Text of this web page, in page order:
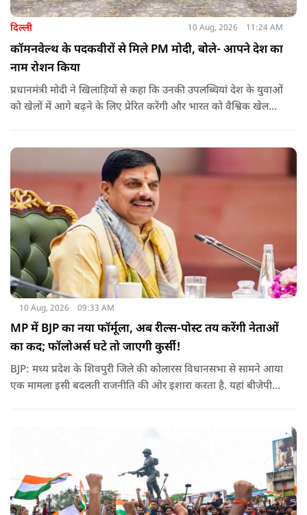
दिल्ली 10 Aug, 2026 11:24 AM
कॉमनवेल्थ के पदकवीरों से मिले PM मोदी, बोले- आपने देश का
नाम रोशन किया
प्रधानमंत्री मोदी ने खिलाड़ियों से कहा कि उनकी उपलब्धियां देश के युवाओं
को खेलों में आगे बढ़ने के लिए प्रेरित करेंगी और भारत को वैश्विक खेल
10 Aug, 2026 09:33 AM
MP में BJP का नया फॉर्मूला, अब रील्स-पोस्ट तय करेंगी नेताओं
का कद; फॉलोअर्स घटे तो जाएगी कुर्सी!
BJP: मध्य प्रदेश के शिवपुरी जिले की कोलारस विधानसभा से सामने आया
एक मामला इसी बदलती राजनीति की ओर इशारा करता है. यहां बीजेपी